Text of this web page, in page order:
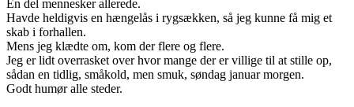
En del mennesker allerede.
Havde heldigvis en hængelås i rygsækken, så jeg kunne få mig et
skab i forhallen.
Mens jeg klædte om, kom der flere og flere.
Jeg er lidt overrasket over hvor mange der er villige til at stille op,
sådan en tidlig, småkold, men smuk, søndag januar morgen.
Godt humør alle steder.